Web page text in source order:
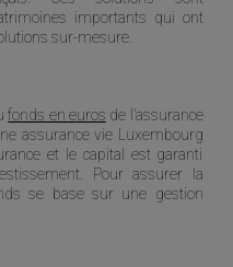
importants qui ont
sur-mesure.
fonds en euros de l’assurance
assurance vie Luxembourg
et le capital est garanti
Pour assurer la
se base sur une gestion